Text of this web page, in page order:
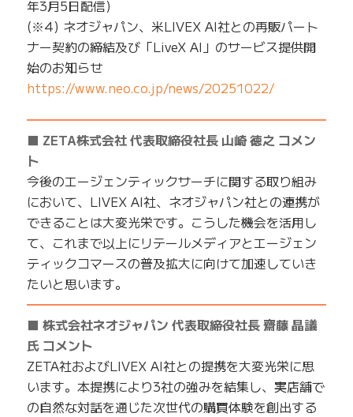
年3月5日配信)
(※4) ネオジャパン、米LIVEX AI社との再販パート
ナー契約の締結及び「LiveX AI」のサービス提供開
始のお知らせ
https://www.neo.co.jp/news/20251022/
■ ZETA株式会社 代表取締役社長 山崎 徳之 コメン
ト
今後のエージェンティックサーチに関する取り組み
において、LIVEX AI社、ネオジャパン社との連携が
できることは大変光栄です。こうした機会を活用し
て、これまで以上にリテールメディアとエージェン
ティックコマースの普及拡大に向けて加速していき
たいと思います。
■ 株式会社ネオジャパン 代表取締役社長 齋藤 晶議
氏 コメント
ZETA社およびLIVEX AI社との提携を大変光栄に思
います。本提携により3社の強みを結集し、実店舗で
の自然な対話を通じた次世代の購買体験を創出する